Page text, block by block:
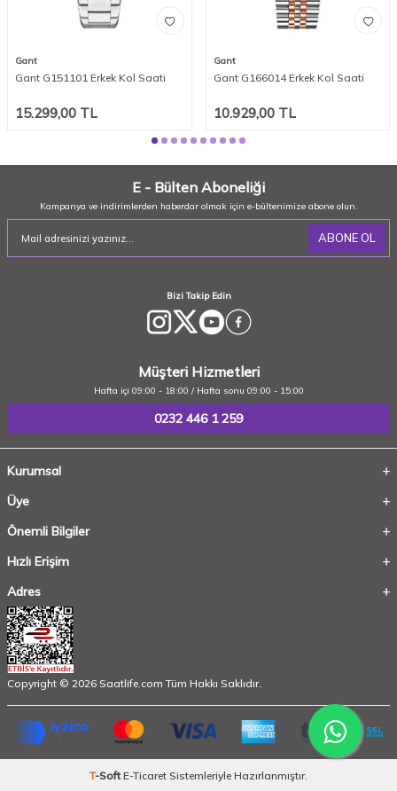
Gant
Gant G151101 Erkek Kol Saati
15.299,00 TL
Gant
Gant G166014 Erkek Kol Saati
10.929,00TL
E - Bülten Aboneliği
Kampanya ve indirimlerden haberdar olmak için e-bültenimize abone olun.
ABONE OL
Bizi Takip Edin
Müşteri Hizmetleri
Hafta içi 09:00 - 18:00 / Hafta sonu 09:00 - 15:00
0232 446 1 259
Kurumsal
Üye
Önemli Bilgiler
Hızlı Erişim
Adres
Copyright © 2026 Saatlife.com Tüm Hakkı Saklıdır.
T-SoftE-Ticaret Sistemleriyle Hazırlanmıştır.